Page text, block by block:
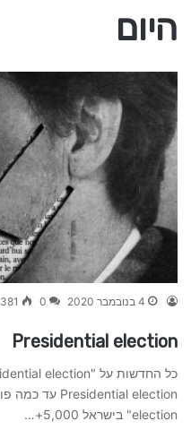
היום
4 בנובמבר 2020 0
381
Presidential election
election" בישראל 5,000+…